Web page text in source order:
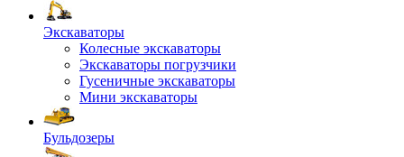
Экскаваторы
Колесные экскаваторы
Экскаваторы погрузчики
Гусеничные экскаваторы
Мини экскаваторы
Бульдозеры